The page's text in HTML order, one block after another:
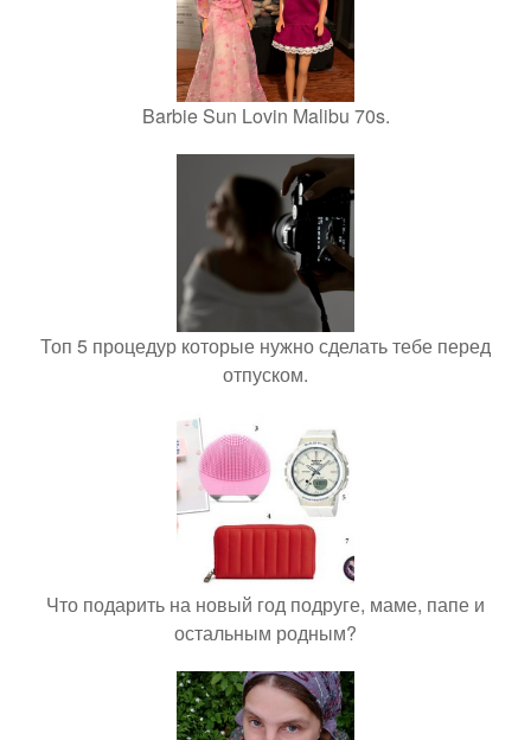
Barbie Sun Lovin Malibu 70s.
Топ 5 процедур которые нужно сделать тебе перед
отпуском.
Что подарить на новый год подруге, маме, папе и
остальным родным?